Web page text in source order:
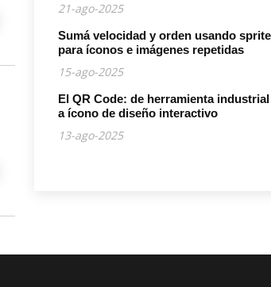
21-ago-2025
Sumá velocidad y orden usando
para íconos e imágenes repetidas
15-ago-2025
El QR Code: de herramienta industrial
a ícono de diseño interactivo
13-ago-2025